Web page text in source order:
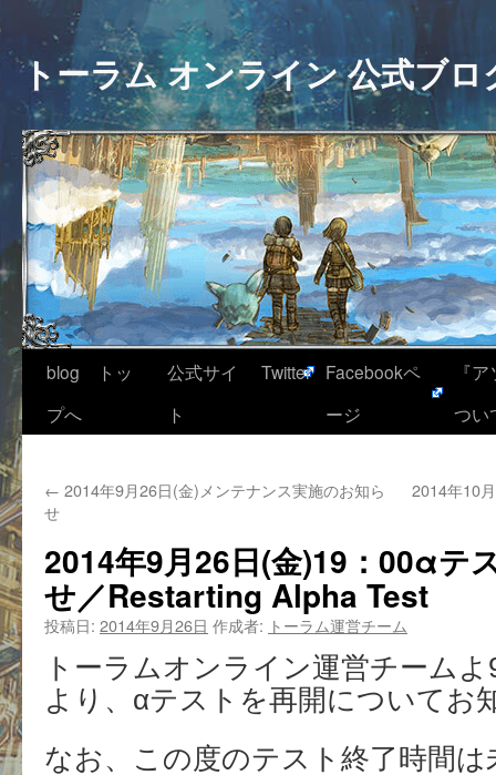
トーラム オンライン 公式ブロ
blog トッ
プへ
公式サイ
ト
Twitter
Facebookペ
ージ
『
つい
← 2014年9月26日(金)メンテナンス実施のお知ら
せ
2014年10
2014年9月26日(金)19：00αテ
せ／Restarting Alpha Test
投稿日: 2014年9月26日 作成者: トーラム運営チーム
トーラムオンライン運営チーム
より、αテストを再開についてお
なお、この度のテスト終了時間